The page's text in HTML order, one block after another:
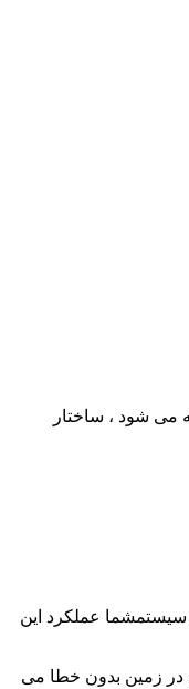
می شود ، ساختار
در این سیستمشما عملکرد این
در زمین بدون خطا می